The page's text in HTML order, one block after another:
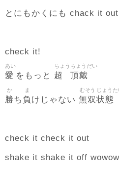
とにもかくにも chack it out
check it!
愛
あい
をもっと 超
ちょう
頂戴
ちょうだい
勝
か
ち 負
ま
けじゃない 無双
むそう
状態
じょうた
check it check it out
shake it shake it off wowow